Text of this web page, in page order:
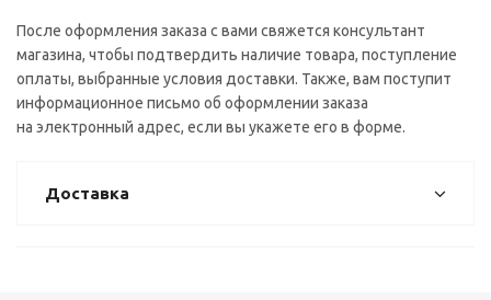
После оформления заказа с вами свяжется консультант
магазина, чтобы подтвердить наличие товара, поступление
оплаты, выбранные условия доставки. Также, вам поступит
информационное письмо об оформлении заказа
на электронный адрес, если вы укажете его в форме.
Доставка